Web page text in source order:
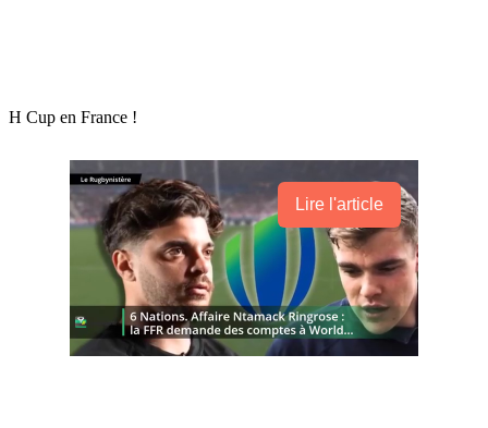
H Cup en France !
Lire l'article